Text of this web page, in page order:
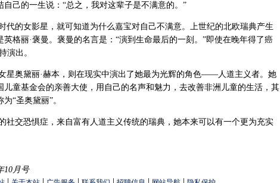
己的一生说：“总之，我对这辈子是不满意的。”
代的女影星，就可知道为什么嘉宝对自己不满意。上世纪的北欧瑞典产生
英格丽·褒曼。褒曼的名言是：“演到生命最后的一刻。”即使在晚年得了癌
演出。
星奥黛丽·赫本，则在现实中演出了她最为光辉的角色——人道主义者。她
儿童基金会的亲善大使，用自己的名声和魅力，去改善非洲儿童的生活，其
“圣奥黛丽”。
社交恐惧症，来自富有人道主义传统的瑞典，她本来可以有一个更为充实
10月号